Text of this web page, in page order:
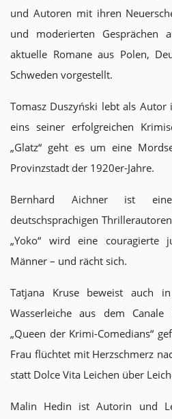
und Autoren mit ihren
und moderierten
aktuelle Romane aus Polen,
Schweden vorgestellt.
Tomasz Duszyński lebt als Autor
eins seiner erfolgreichen
„Glatz“ geht es um eine
Provinzstadt der 1920er-Jahre.
Bernhard Aichner ist
deutschsprachigen
„Yoko“ wird eine couragierte
Männer – und rächt sich.
Tatjana Kruse beweist auch
Wasserleiche aus dem
„Queen der Krimi-Comedians“
Frau flüchtet mit Herzschmerz
statt Dolce Vita Leichen über
Malin Hedin ist Autorin und